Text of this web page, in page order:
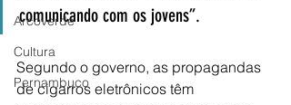
Arcoverde
Cultura
Pernambuco
comunicando com os jovens”.
Segundo o governo, as propagandas
de cigarros eletrônicos têm